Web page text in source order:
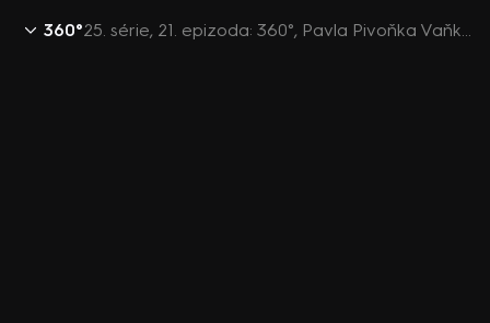
360° 25. série, 21. epizoda: 360°, Pavla Pivoňka Vaňková, Jaroslav Foldyna, Tomáš Zdechovský, Kateřina Konečná, Ilona Švihlíková, Jana Matesová - 21.1. v 21:59